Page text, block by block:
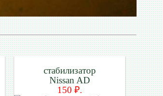
стабилизатор
Nissan AD
150 ₽.